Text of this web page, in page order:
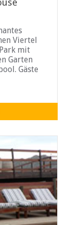
Viertel
mit
Garten
Gäste